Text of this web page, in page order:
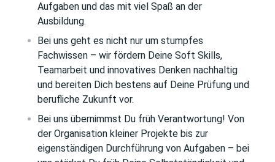
Aufgaben und das mit viel Spaß an der
Ausbildung.
Bei uns geht es nicht nur um stumpfes
Fachwissen – wir fördern Deine Soft Skills,
Teamarbeit und innovatives Denken nachhaltig
und bereiten Dich bestens auf Deine Prüfung und
berufliche Zukunft vor.
Bei uns übernimmst Du früh Verantwortung! Von
der Organisation kleiner Projekte bis zur
eigenständigen Durchführung von Aufgaben – bei